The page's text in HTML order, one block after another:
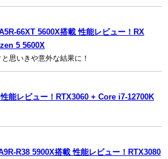
66XT 5600X搭載 性能レビュー！RX
5 5600X
思いきや意外な結果に！
能レビュー！RTX3060 + Core i7-12700K
R38 5900X搭載 性能レビュー！RTX3080